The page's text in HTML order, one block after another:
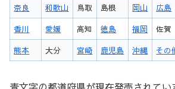
奈良 和歌山 鳥取 島根 岡山 広島
香川 愛媛 高知 徳島 福岡 佐賀
熊本 大分 宮崎 鹿児島 沖縄 その